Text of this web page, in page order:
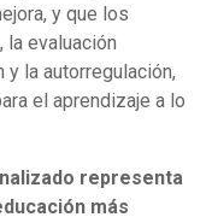
y que los
la evaluación
la autorregulación,
el aprendizaje a lo
representa
más